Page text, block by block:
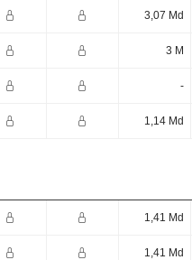
3,07 Md
3 M
-
1,14 Md
1,41 Md
1,41 Md